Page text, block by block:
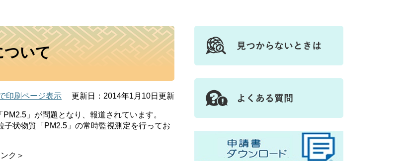
ついて
印刷ページ表示 更新日：2014年1月10日更新
」が問題となり、報道されています。
状物質「PM2.5」の常時監視測定を行ってお
ク＞